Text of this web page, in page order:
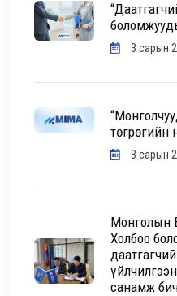
3 сарын
төгрөгийн
3 сарын
Монголын
Холбоо
санамж